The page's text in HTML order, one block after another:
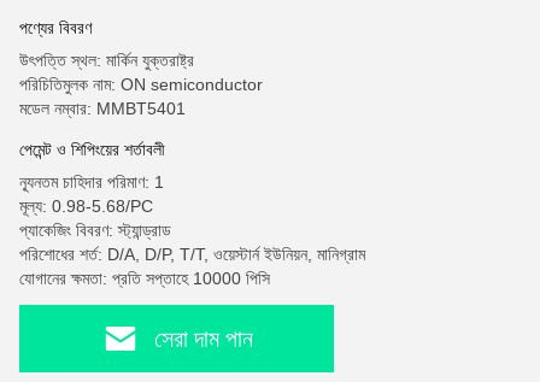
পণ্যের বিবরণ
উৎপত্তি স্থল: মার্কিন যুক্তরাষ্ট্র
পরিচিতিমুলক নাম: ON semiconductor
মডেল নম্বার: MMBT5401
পেমেন্ট ও শিপিংয়ের শর্তাবলী
ন্যূনতম চাহিদার পরিমাণ: 1
মূল্য: 0.98-5.68/PC
প্যাকেজিং বিবরণ: স্ট্যান্ড্রাড
পরিশোধের শর্ত: D/A, D/P, T/T, ওয়েস্টার্ন ইউনিয়ন, মানিগ্রাম
যোগানের ক্ষমতা: প্রতি সপ্তাহে 10000 পিসি
সেরা দাম পান